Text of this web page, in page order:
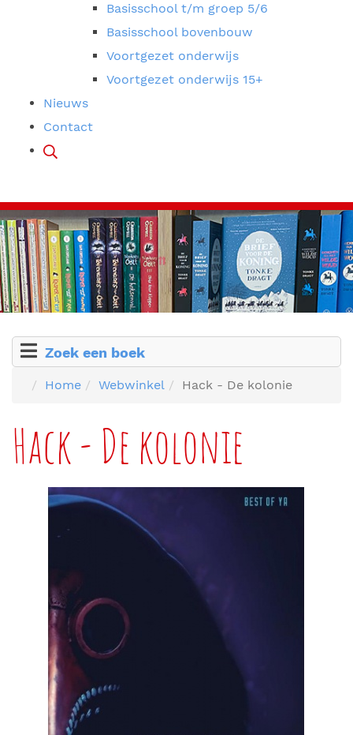
Basisschool t/m groep 5/6
Basisschool bovenbouw
Voortgezet onderwijs
Voortgezet onderwijs 15+
Nieuws
Contact
Zoek een boek
Home Webwinkel Hack - De kolonie
Hack - De kolonie